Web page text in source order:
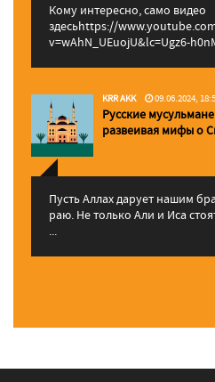
Кому интересно, само видео
здесьhttps://
v=wAhN_UEuojU&lc=Ugz6-
KRR AKK 09.06.2024,
Русские
pазвеивая мифы о
Пусть Аллах дарует нашим
раю. Не только Али и Иса
...